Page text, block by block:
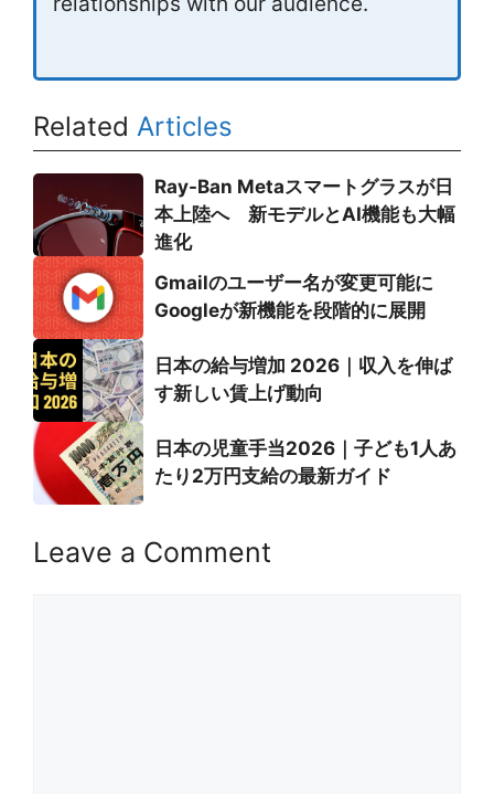
Related Articles
Ray-Ban Metaスマートグラスが日
本上陸へ 新モデルとAI機能も大幅
進化
Gmailのユーザー名が変更可能に
Googleが新機能を段階的に展開
日本の給与増加 2026｜収入を伸ば
す新しい賃上げ動向
日本の児童手当2026｜子ども1人あ
たり2万円支給の最新ガイド
Leave a Comment